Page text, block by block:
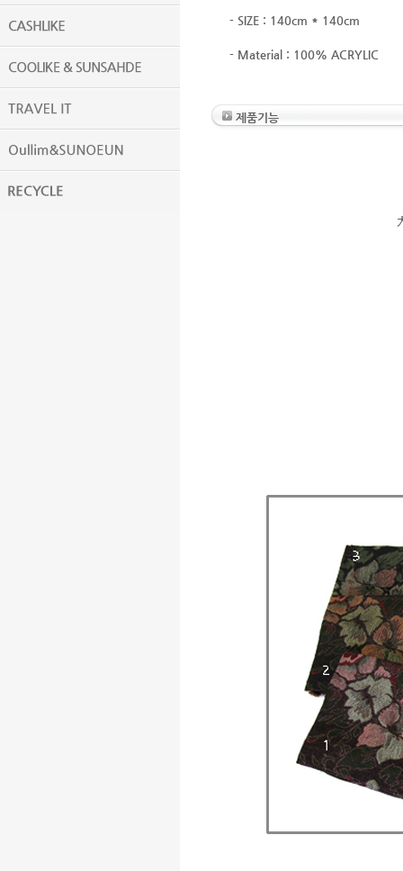
- SIZE : 140cm * 140cm
- Material : 100% ACRYLIC
제품기능